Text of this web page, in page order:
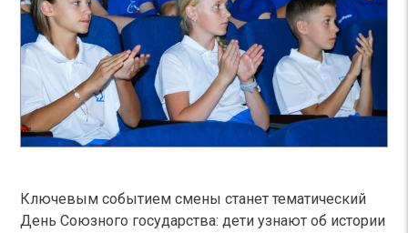
Ключевым событием смены станет тематический
День Союзного государства: дети узнают об истории